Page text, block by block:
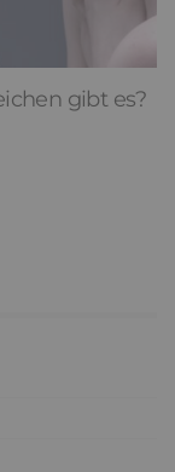
gibt es?